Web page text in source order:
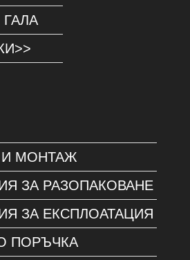
И МОНТАЖ
ЗА РАЗОПАКОВАНЕ
ЗА ЕКСПЛОАТАЦИЯ
ПОРЪЧКА